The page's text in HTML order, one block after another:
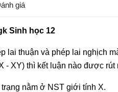
giá
Sinh học 12
lai thuận và phép lai nghịch
- XY) thì kết luận nào được
nằm ở NST giới tính X.